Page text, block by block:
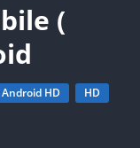
(
HD
HD